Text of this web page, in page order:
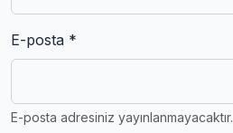
E-posta *
E-posta adresiniz yayınlanmayacaktır.